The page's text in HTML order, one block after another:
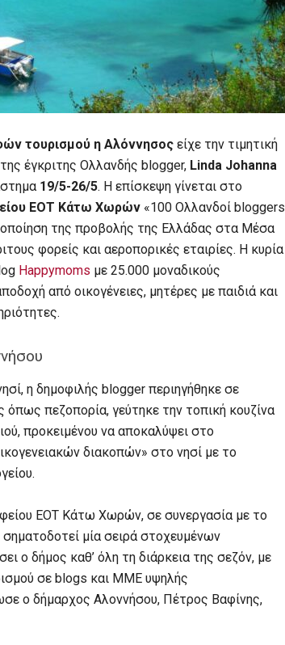
τουρισμού η Αλόννησος είχε την τιμητική
έγκριτης Ολλανδής blogger, Linda Johanna
19/5-26/5. Η επίσκεψη γίνεται στο
ΕΟΤ Κάτω Χωρών «100 Ολλανδοί bloggers
της προβολής της Ελλάδας στα Μέσα
φορείς και αεροπορικές εταιρίες. H κυρία
Happymoms με 25.000 μοναδικούς
από οικογένειες, μητέρες με παιδιά και
η δημοφιλής blogger περιηγήθηκε σε
πεζοπορία, γεύτηκε την τοπική κουζίνα
προκειμένου να αποκαλύψει στο
διακοπών» στο νησί με το
ΕΟΤ Κάτω Χωρών, σε συνεργασία με το
μία σειρά στοχευμένων
ο δήμος καθ’ όλη τη διάρκεια της σεζόν, με
σε blogs και ΜΜΕ υψηλής
ο δήμαρχος Αλοννήσου, Πέτρος Βαφίνης,